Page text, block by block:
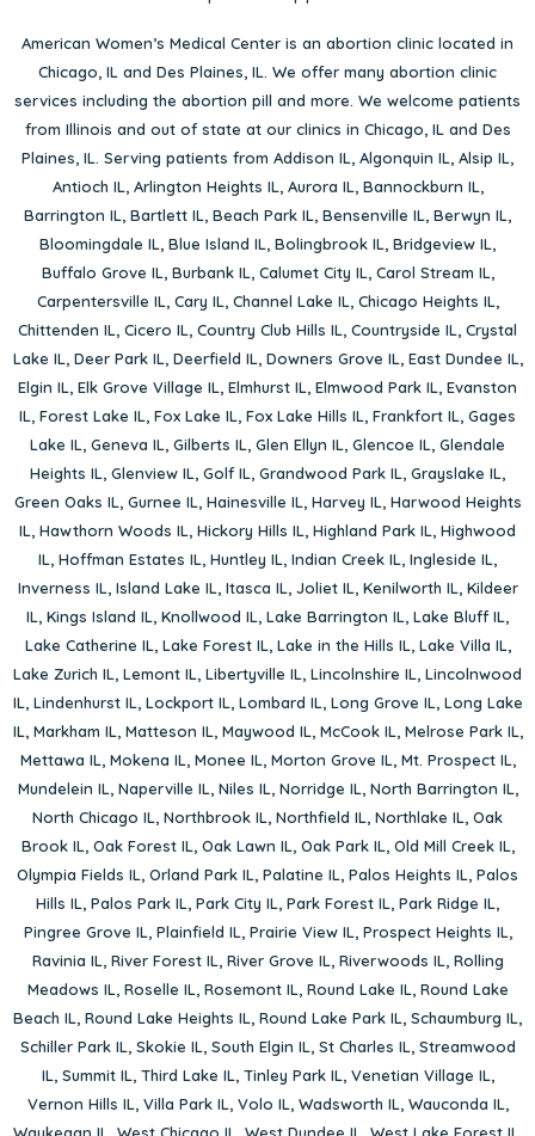
American Women’s Medical Center is an abortion clinic located in
Chicago, IL and Des Plaines, IL. We offer many abortion clinic
services including the abortion pill and more. We welcome patients
from Illinois and out of state at our clinics in Chicago, IL and Des
Plaines, IL. Serving patients from Addison IL, Algonquin IL, Alsip IL,
Antioch IL, Arlington Heights IL, Aurora IL, Bannockburn IL,
Barrington IL, Bartlett IL, Beach Park IL, Bensenville IL, Berwyn IL,
Bloomingdale IL, Blue Island IL, Bolingbrook IL, Bridgeview IL,
Buffalo Grove IL, Burbank IL, Calumet City IL, Carol Stream IL,
Carpentersville IL, Cary IL, Channel Lake IL, Chicago Heights IL,
Chittenden IL, Cicero IL, Country Club Hills IL, Countryside IL, Crystal
Lake IL, Deer Park IL, Deerfield IL, Downers Grove IL, East Dundee IL,
Elgin IL, Elk Grove Village IL, Elmhurst IL, Elmwood Park IL, Evanston
IL, Forest Lake IL, Fox Lake IL, Fox Lake Hills IL, Frankfort IL, Gages
Lake IL, Geneva IL, Gilberts IL, Glen Ellyn IL, Glencoe IL, Glendale
Heights IL, Glenview IL, Golf IL, Grandwood Park IL, Grayslake IL,
Green Oaks IL, Gurnee IL, Hainesville IL, Harvey IL, Harwood Heights
IL, Hawthorn Woods IL, Hickory Hills IL, Highland Park IL, Highwood
IL, Hoffman Estates IL, Huntley IL, Indian Creek IL, Ingleside IL,
Inverness IL, Island Lake IL, Itasca IL, Joliet IL, Kenilworth IL, Kildeer
IL, Kings Island IL, Knollwood IL, Lake Barrington IL, Lake Bluff IL,
Lake Catherine IL, Lake Forest IL, Lake in the Hills IL, Lake Villa IL,
Lake Zurich IL, Lemont IL, Libertyville IL, Lincolnshire IL, Lincolnwood
IL, Lindenhurst IL, Lockport IL, Lombard IL, Long Grove IL, Long Lake
IL, Markham IL, Matteson IL, Maywood IL, McCook IL, Melrose Park IL,
Mettawa IL, Mokena IL, Monee IL, Morton Grove IL, Mt. Prospect IL,
Mundelein IL, Naperville IL, Niles IL, Norridge IL, North Barrington IL,
North Chicago IL, Northbrook IL, Northfield IL, Northlake IL, Oak
Brook IL, Oak Forest IL, Oak Lawn IL, Oak Park IL, Old Mill Creek IL,
Olympia Fields IL, Orland Park IL, Palatine IL, Palos Heights IL, Palos
Hills IL, Palos Park IL, Park City IL, Park Forest IL, Park Ridge IL,
Pingree Grove IL, Plainfield IL, Prairie View IL, Prospect Heights IL,
Ravinia IL, River Forest IL, River Grove IL, Riverwoods IL, Rolling
Meadows IL, Roselle IL, Rosemont IL, Round Lake IL, Round Lake
Beach IL, Round Lake Heights IL, Round Lake Park IL, Schaumburg IL,
Schiller Park IL, Skokie IL, South Elgin IL, St Charles IL, Streamwood
IL, Summit IL, Third Lake IL, Tinley Park IL, Venetian Village IL,
Vernon Hills IL, Villa Park IL, Volo IL, Wadsworth IL, Wauconda IL,